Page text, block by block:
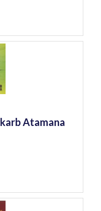
Atamana